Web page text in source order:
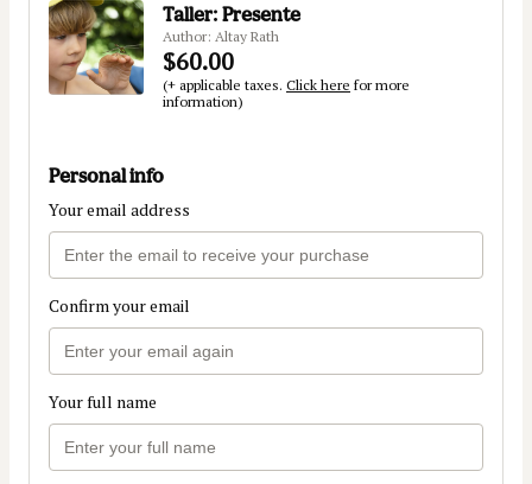
Taller: Presente
Author: Altay Rath
$60.00
(+ applicable taxes. Click here for more
information)
Personal info
Your email address
Confirm your email
Your full name